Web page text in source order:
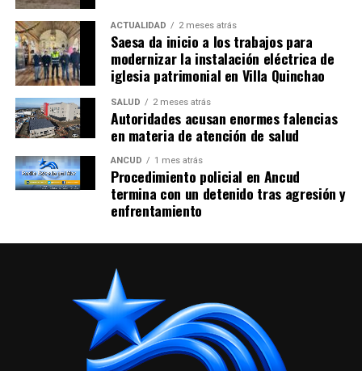
ACTUALIDAD 2 meses atrás
Saesa da inicio a los trabajos para
modernizar la instalación eléctrica de
iglesia patrimonial en Villa Quinchao
SALUD 2 meses atrás
Autoridades acusan enormes falencias
en materia de atención de salud
ANCUD 1 mes atrás
Procedimiento policial en Ancud
termina con un detenido tras agresión y
enfrentamiento